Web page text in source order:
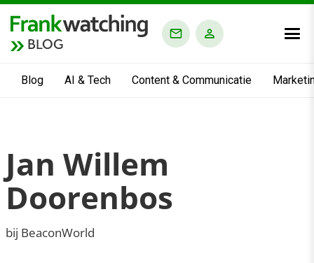
BLOG
Blog AI & Tech Content & Communicatie
Jan Willem
Doorenbos
bij BeaconWorld